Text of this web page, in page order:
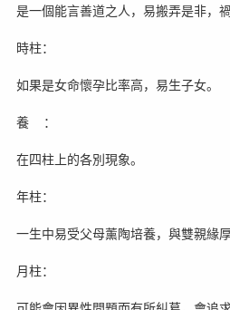
是一個能言善道之人，易搬弄是非，禍
時柱：
如果是女命懷孕比率高，易生子女。
養 ：
在四柱上的各別現象。
年柱：
一生中易受父母薰陶培養，與雙親緣厚
月柱：